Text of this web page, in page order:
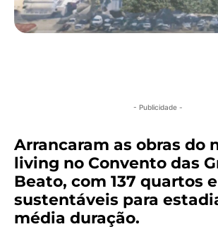
- Publicidade -
Arrancaram as obras do
living no Convento das
Beato, com 137 quartos
sustentáveis para
média duração.